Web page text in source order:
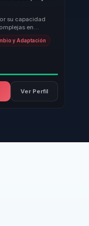
decisiones para
su capacidad
en
organizaciones
y Adaptación
Ver Perfil